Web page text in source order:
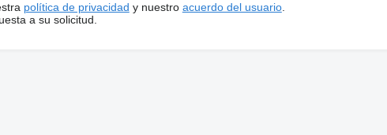
política de privacidad y nuestro acuerdo del usuario.
a su solicitud.